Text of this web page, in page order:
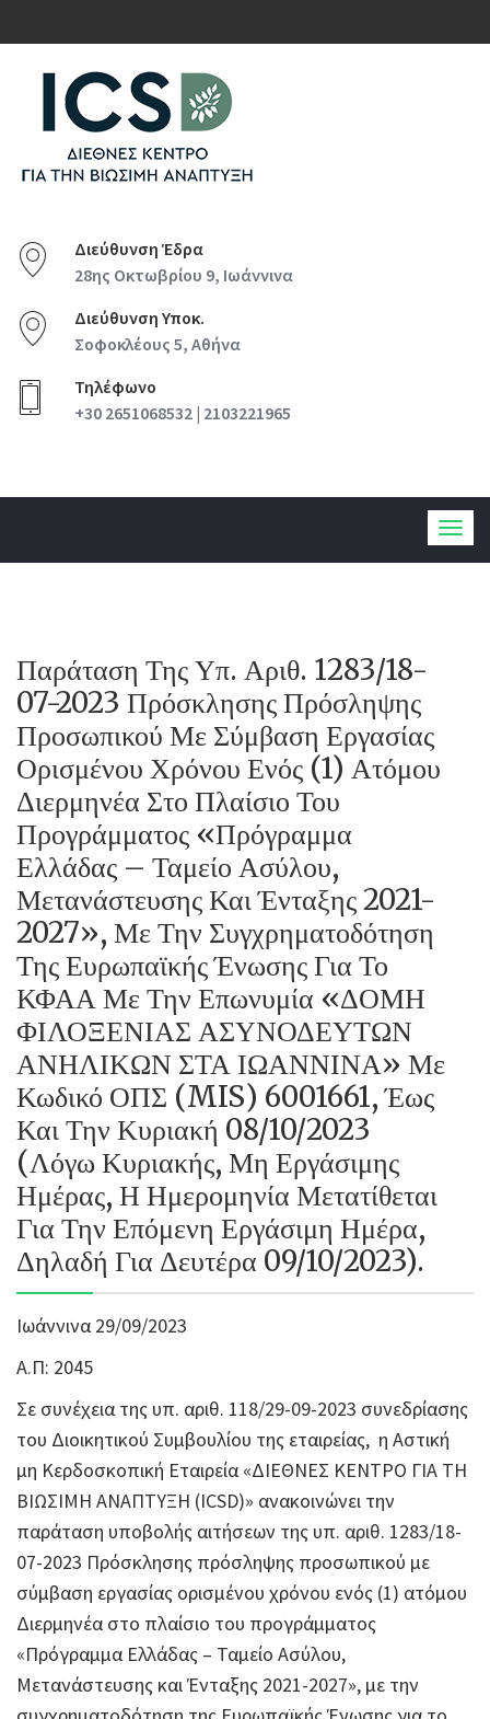
Διεύθυνση Έδρα
28ης Οκτωβρίου 9, Ιωάννινα
Διεύθυνση Υποκ.
Σοφοκλέους 5, Αθήνα
Τηλέφωνο
+30 2651068532 | 2103221965
Παράταση Της Υπ. Αριθ. 1283/18-
07-2023 Πρόσκλησης Πρόσληψης
Προσωπικού Με Σύμβαση Εργασίας
Ορισμένου Χρόνου Ενός (1) Ατόμου
Διερμηνέα Στο Πλαίσιο Του
Προγράμματος «Πρόγραμμα
Ελλάδας – Ταμείο Ασύλου,
Μετανάστευσης Και Ένταξης 2021-
2027», Με Την Συγχρηματοδότηση
Της Ευρωπαϊκής Ένωσης Για Το
ΚΦΑΑ Με Την Επωνυμία «ΔΟΜΗ
ΦΙΛΟΞΕΝΙΑΣ ΑΣΥΝΟΔΕΥΤΩΝ
ΑΝΗΛΙΚΩΝ ΣΤΑ ΙΩΑΝΝΙΝΑ» Με
Κωδικό ΟΠΣ (MIS) 6001661, Έως
Και Την Κυριακή 08/10/2023
(Λόγω Κυριακής, Μη Εργάσιμης
Ημέρας, Η Ημερομηνία Μετατίθεται
Για Την Επόμενη Εργάσιμη Ημέρα,
Δηλαδή Για Δευτέρα 09/10/2023).
Ιωάννινα 29/09/2023
Α.Π: 2045
Σε συνέχεια της υπ. αριθ. 118/29-09-2023 συνεδρίασης
του Διοικητικού Συμβουλίου της εταιρείας, η Αστική
μη Κερδοσκοπική Εταιρεία «ΔΙΕΘΝΕΣ ΚΕΝΤΡΟ ΓΙΑ ΤΗ
ΒΙΩΣΙΜΗ ΑΝΑΠΤΥΞΗ (ICSD)» ανακοινώνει την
παράταση υποβολής αιτήσεων της υπ. αριθ. 1283/18-
07-2023 Πρόσκλησης πρόσληψης προσωπικού με
σύμβαση εργασίας ορισμένου χρόνου ενός (1) ατόμου
Διερμηνέα στο πλαίσιο του προγράμματος
«Πρόγραμμα Ελλάδας – Ταμείο Ασύλου,
Μετανάστευσης και Ένταξης 2021-2027», με την